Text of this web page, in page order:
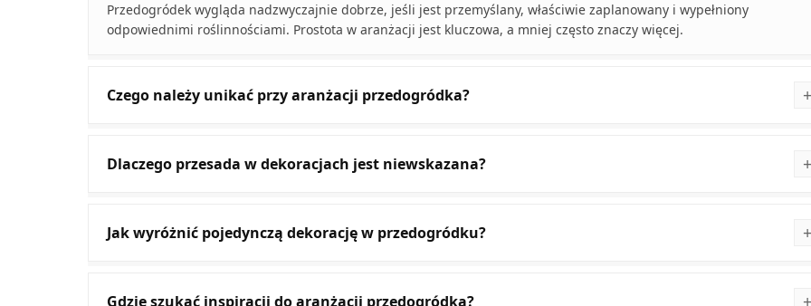
Przedogródek wygląda nadzwyczajnie dobrze, jeśli jest przemyślany, właściwie zaplanowany i wypełniony
odpowiednimi roślinnościami. Prostota w aranżacji jest kluczowa, a mniej często znaczy więcej.
Czego należy unikać przy aranżacji przedogródka?
Dlaczego przesada w dekoracjach jest niewskazana?
Jak wyróżnić pojedynczą dekorację w przedogródku?
Gdzie szukać inspiracji do aranżacji przedogródka?